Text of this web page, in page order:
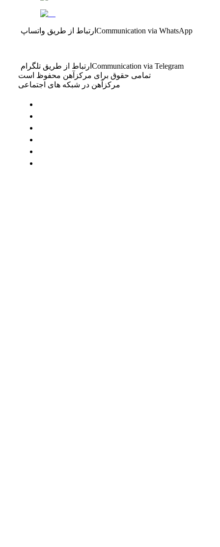
ارتباط از طریق واتساپ Communication via WhatsApp
ارتباط از طریق تلگرام Communication via Telegram
تمامی حقوق برای مرکزآهن محفوظ است
مرکزآهن در شبکه های اجتماعی